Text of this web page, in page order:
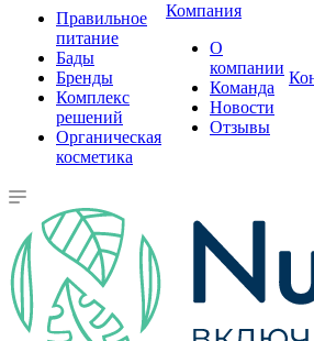
Правильное
питание
Бады
Бренды
Комплекс
решений
Органическая
косметика
Компания
О
компании
Команда
Новости
Отзывы